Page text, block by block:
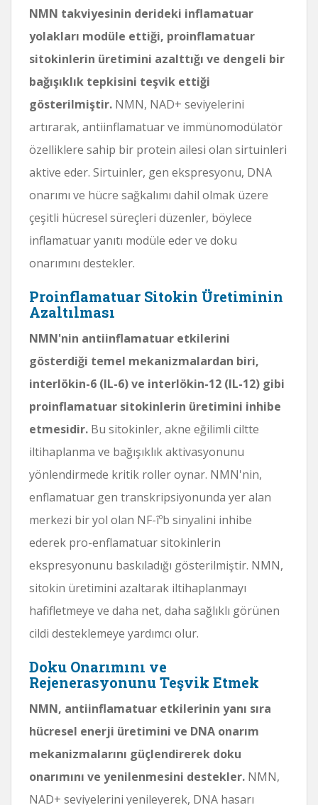
NMN takviyesinin derideki inflamatuar
yolakları modüle ettiği, proinflamatuar
sitokinlerin üretimini azalttığı ve dengeli bir
bağışıklık tepkisini teşvik ettiği
gösterilmiştir. NMN, NAD+ seviyelerini
artırarak, antiinflamatuar ve immünomodülatör
özelliklere sahip bir protein ailesi olan sirtuinleri
aktive eder. Sirtuinler, gen ekspresyonu, DNA
onarımı ve hücre sağkalımı dahil olmak üzere
çeşitli hücresel süreçleri düzenler, böylece
inflamatuar yanıtı modüle eder ve doku
onarımını destekler.
Proinflamatuar Sitokin Üretiminin
Azaltılması
NMN'nin antiinflamatuar etkilerini
gösterdiği temel mekanizmalardan biri,
interlökin-6 (IL-6) ve interlökin-12 (IL-12) gibi
proinflamatuar sitokinlerin üretimini inhibe
etmesidir. Bu sitokinler, akne eğilimli ciltte
iltihaplanma ve bağışıklık aktivasyonunu
yönlendirmede kritik roller oynar. NMN'nin,
enflamatuar gen transkripsiyonunda yer alan
merkezi bir yol olan NF-îºb sinyalini inhibe
ederek pro-enflamatuar sitokinlerin
ekspresyonunu baskıladığı gösterilmiştir. NMN,
sitokin üretimini azaltarak iltihaplanmayı
hafifletmeye ve daha net, daha sağlıklı görünen
cildi desteklemeye yardımcı olur.
Doku Onarımını ve
Rejenerasyonunu Teşvik Etmek
NMN, antiinflamatuar etkilerinin yanı sıra
hücresel enerji üretimini ve DNA onarım
mekanizmalarını güçlendirerek doku
onarımını ve yenilenmesini destekler. NMN,
NAD+ seviyelerini yenileyerek, DNA hasarı